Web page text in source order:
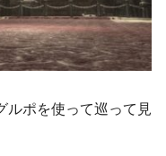
ルポを使って巡って見